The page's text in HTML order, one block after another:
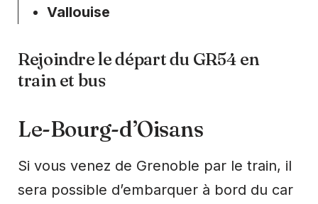
Vallouise
Rejoindre le départ du GR54 en
train et bus
Le-Bourg-d’Oisans
Si vous venez de Grenoble par le train, il
sera possible d’embarquer à bord du car